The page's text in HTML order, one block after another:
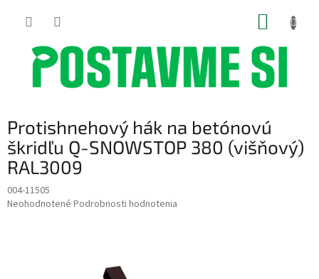
Protishnehový hák na betónovú
škridľu Q-SNOWSTOP 380 (višňový)
RAL3009
004-11505
Priemerné
Neohodnotené Podrobnosti hodnotenia